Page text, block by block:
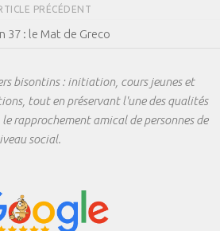
PRÉCÉDENT
37 : le Mat de Greco
bisontins : initiation, cours jeunes et
tout en préservant l'une des qualités
rapprochement amical de personnes de
social.